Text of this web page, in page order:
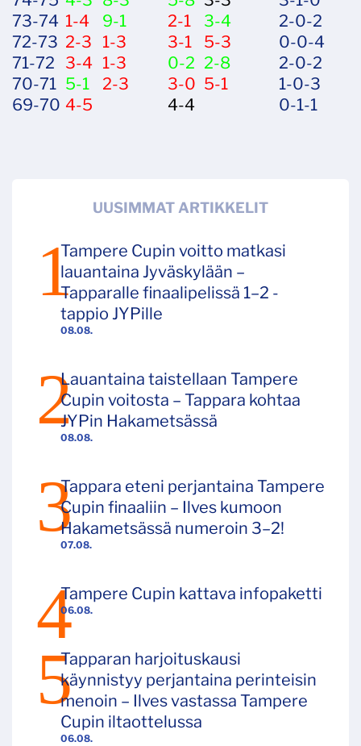
73-74 1-4 9-1 2-1 3-4
2-0-2
72-73 2-3 1-3 3-1 5-3
0-0-4
71-72
3-4 1-3 0-2 2-8
2-0-2
70-71 5-1 2-3 3-0 5-1
1-0-3
69-70 4-5 4-4 0-1-1
UUSIMMAT ARTIKKELIT
08.08.
Tampere Cupin voitto matkasi
lauantaina Jyväskylään –
Tapparalle finaalipelissä 1–2 -
tappio JYPille
08.08.
Lauantaina taistellaan Tampere
Cupin voitosta – Tappara kohtaa
JYPin Hakametsässä
07.08.
Tappara eteni perjantaina Tampere
Cupin finaaliin – Ilves kumoon
Hakametsässä numeroin 3–2!
06.08.
Tampere Cupin kattava infopaketti
06.08.
Tapparan harjoituskausi
käynnistyy perjantaina perinteisin
menoin – Ilves vastassa Tampere
Cupin iltaottelussa